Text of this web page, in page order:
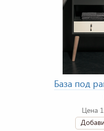
База под
Цена